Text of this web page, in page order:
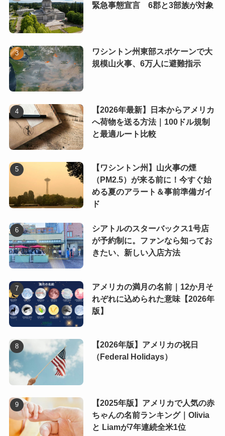
緊急事態宣言 6郡と3部族が対象
ワシントン州東部スポケーンで大
規模山火事、6万人に避難指示
【2026年最新】日本からアメリカ
へ荷物を送る方法｜100ドル規制
と最適ルート比較
【ワシントン州】山火事の煙
（PM2.5）が来る前に！今すぐ始
める夏のアラート＆事前準備ガイ
ド
シアトルのスターバックス1号店
が予約制に。ファンなら知ってお
きたい、新しい入店方法
アメリカの満月の名前｜12か月そ
れぞれに込められた意味【2026年
版】
【2026年版】アメリカの祝日
（Federal Holidays）
【2025年版】アメリカで人気の赤
ちゃんの名前ランキング｜Olivia
と Liamが7年連続全米1位